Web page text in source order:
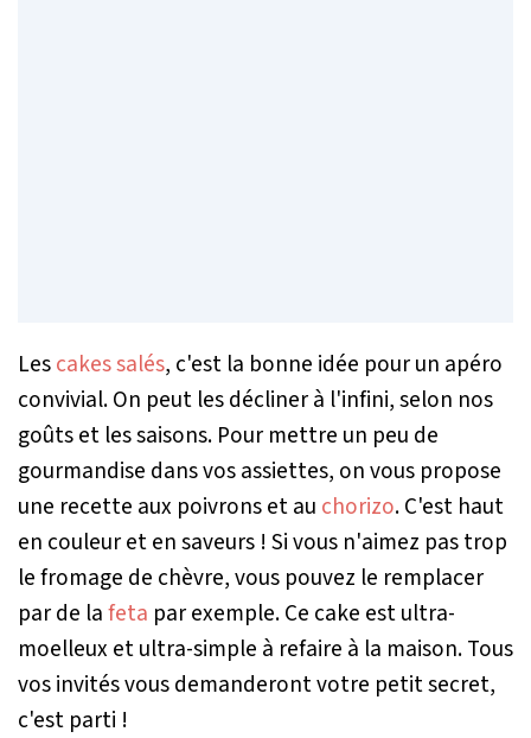
Lescakes salés, c'est la bonne idée pour un apéro
convivial. On peut les décliner à l'infini, selon nos
goûts et les saisons. Pour mettre un peu de
gourmandise dans vos assiettes, on vous propose
une recette aux poivrons et au chorizo. C'est haut
en couleur et en saveurs ! Si vous n'aimez pas trop
le fromage de chèvre, vous pouvez le remplacer
par de lafeta par exemple. Ce cake est ultra-
moelleux et ultra-simple à refaire à la maison. Tous
vos invités vous demanderont votre petit secret,
c'est parti !